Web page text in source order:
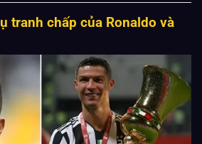
tranh chấp của Ronaldo và